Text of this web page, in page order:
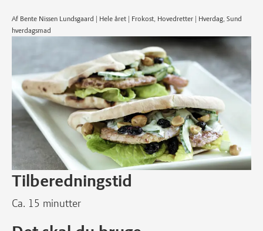
Af Bente Nissen Lundsgaard | Hele året | Frokost, Hovedretter | Hverdag, Sund
hverdagsmad
Tilberedningstid
Ca. 15 minutter